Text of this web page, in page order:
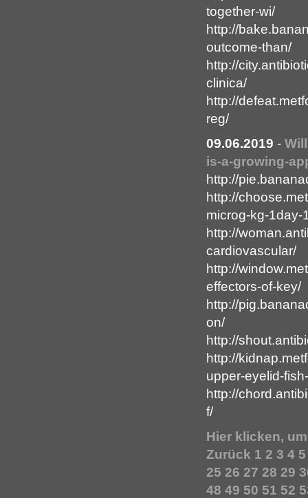
together-wi/
http://
outcome-than/
http://
clinica/
http://
reg/
09.06.2019 -
is-a-growing-
http://
http://
microg-kg-1day-
http://
cardiovascular/
http://
effectors-of-key/
http://
on/
http://
http://
upper-eyelid-
http://
f/
Hier klicken,
Zurück 1 2 3 4 5
25 26 27 28 29
48 49 50 51 52